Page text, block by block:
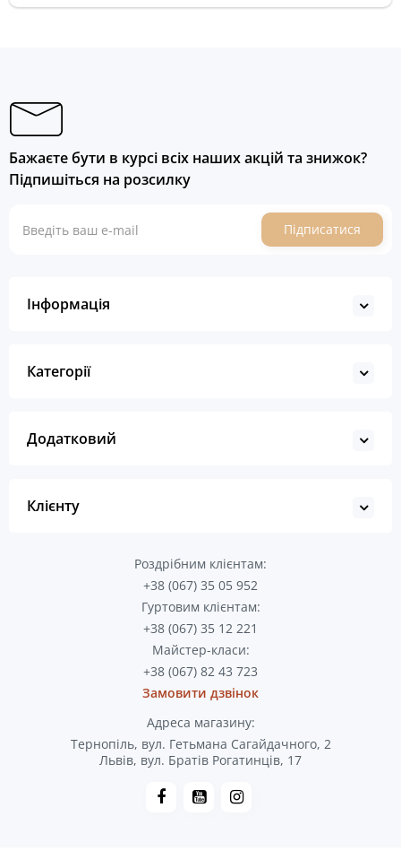
Бажаєте бути в курсі всіх наших акцій та знижок?
Підпишіться на розсилку
Підписатися
Інформація
Категорії
Додатковий
Клієнту
Роздрібним клієнтам:
+38 (067) 35 05 952
Гуртовим клієнтам:
+38 (067) 35 12 221
Майстер-класи:
+38 (067) 82 43 723
Замовити дзвінок
Адреса магазину:
Тернопіль, вул. Гетьмана Сагайдачного, 2
Львів, вул. Братів Рогатинців, 17